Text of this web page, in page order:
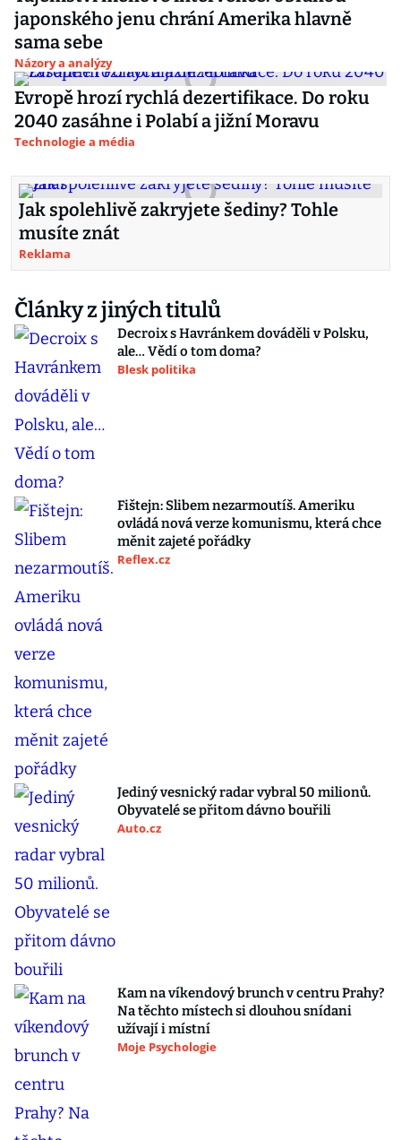
japonského jenu chrání Amerika hlavně
sama sebe
Názory a analýzy
Evropě hrozí rychlá dezertifikace. Do roku
2040 zasáhne i Polabí a jižní Moravu
Technologie a média
Jak spolehlivě zakryjete šediny? Tohle
musíte znát
Reklama
Články z jiných titulů
Decroix s Havránkem dováděli v Polsku,
ale… Vědí o tom doma?
Blesk politika
Fištejn: Slibem nezarmoutíš. Ameriku
ovládá nová verze komunismu, která chce
měnit zajeté pořádky
Reflex.cz
Jediný vesnický radar vybral 50 milionů.
Obyvatelé se přitom dávno bouřili
Auto.cz
Kam na víkendový brunch v centru Prahy?
Na těchto místech si dlouhou snídani
užívají i místní
Moje Psychologie